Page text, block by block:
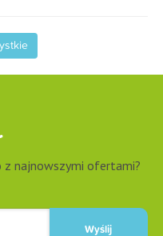
z najnowszymi ofertami?